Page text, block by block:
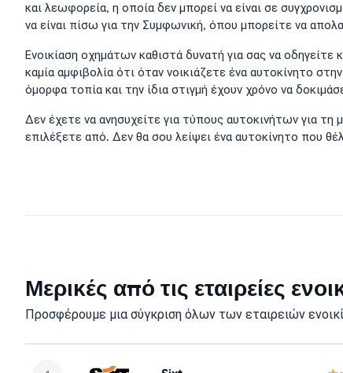
και λεωφορεία, η οποία δεν μπορεί να είναι σε
να είναι πίσω για την Συμφωνική, όπου μπορείτε να
Ενοικίαση οχημάτων καθιστά δυνατή για σας να
καμία αμφιβολία ότι όταν νοικιάζετε ένα αυτοκίνητο
όμορφα τοπία και την ίδια στιγμή έχουν χρόνο να
Δεν έχετε να ανησυχείτε για τύπους αυτοκινήτων για
επιλέξετε από. Δεν θα σου λείψει ένα αυτοκίνητο που
Μερικές από τις εταιρείες
Προσφέρουμε μια σύγκριση όλων των εταιρειών